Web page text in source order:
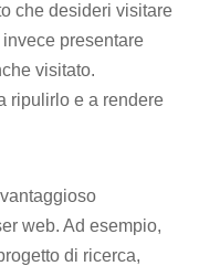
che desideri visitare
presentare
visitato.
ripulirlo e a rendere
web. Ad esempio,
di ricerca,